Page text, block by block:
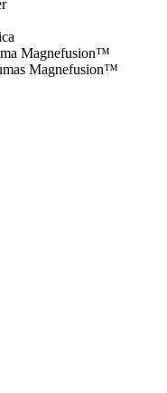
Magnefusion™
Magnefusion™